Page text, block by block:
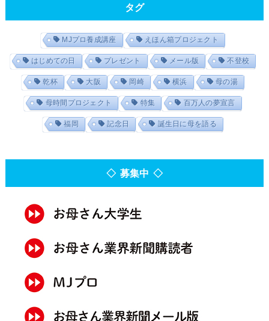
タグ
MJプロ養成講座 えほん箱プロジェクト
はじめての日 プレゼント メール版 不登校
乾杯 大阪 岡崎 横浜 母の湯
母時間プロジェクト 特集 百万人の夢宣言
福岡 記念日 誕生日に母を語る
◇ 募集中 ◇